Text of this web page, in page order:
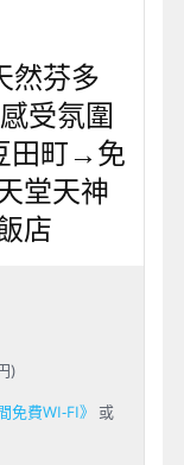
芬多
受氛圍
田町→免
堂天神
店
)
免費WI-FI》
或